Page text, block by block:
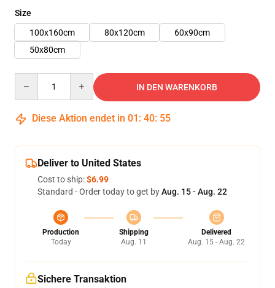
Size
100x160cm
80x120cm
60x90cm
50x80cm
IN DEN WARENKORB
Diese Aktion endet in 01 : 40: 54
Deliver to United States
Cost to ship:$6.99
Standard - Order today to get byAug. 15 - Aug. 22
Production
Today
Shipping
Aug. 11
Delivered
Aug. 15 - Aug. 22
Sichere Transaktion